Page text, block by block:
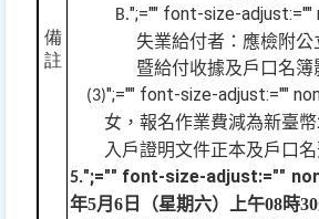
備
註
B.";="" font-size-
失業給付者：應檢附
暨給付收據及戶口名簿
(3)";="" font-size-
女，報名作業費減為新臺幣
入戶證明文件正本及戶口名
5.";="" font-size-adjust:=""
年5月 6日（星期六）上午08時30